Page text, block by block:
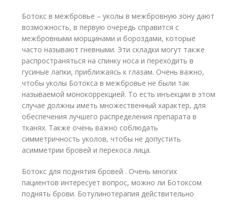
Ботокс в межбровье – уколы в межбровную зону дают
возможность, в первую очередь справится с
межбровными морщинами и бороздами, которые
часто называют гневными. Эти складки могут также
распространяться на спинку носа и переходить в
гусиные лапки, приближаясь к глазам. Очень важно,
чтобы уколы Ботокса в межбровье не были так
называемой монокоррекцией. То есть инъекции в этом
случае должны иметь множественный характер, для
обеспечения лучшего распределения препарата в
тканях. Также очень важно соблюдать
симметричность уколов, чтобы не допустить
асимметрии бровей и перекоса лица.
Ботокс для поднятия бровей . Очень многих
пациентов интересует вопрос, можно ли Ботоксом
поднять брови. Ботулинотерапия действительно